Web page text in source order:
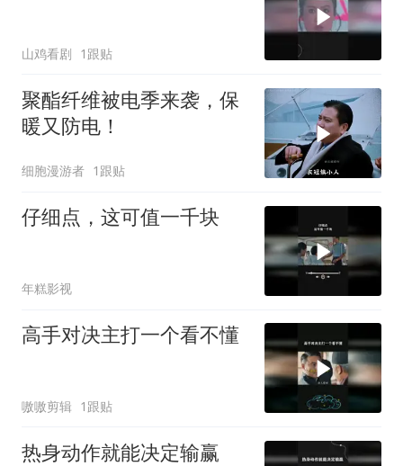
山鸡看剧 1跟贴
聚酯纤维被电季来袭，保
暖又防电！
细胞漫游者 1跟贴
仔细点，这可值一千块
年糕影视
高手对决主打一个看不懂
嗷嗷剪辑 1跟贴
热身动作就能决定输赢